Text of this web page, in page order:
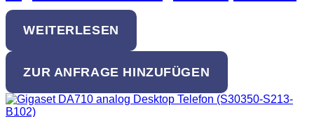
WEITERLESEN
ZUR ANFRAGE HINZUFÜGEN